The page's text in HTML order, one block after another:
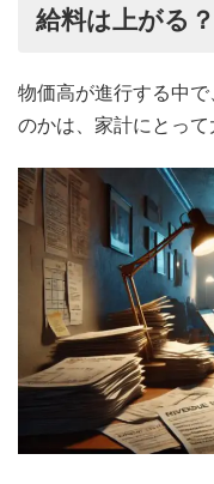
給料は上がる
物価高が進行する中
のかは、家計にとって